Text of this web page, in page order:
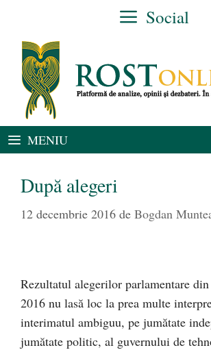
conținut
Social
MENIU
După alegeri
12 decembrie 2016 de Bogdan
Rezultatul alegerilor parlamentare
2016 nu lasă loc la prea multe
interimatul ambiguu, pe jumătate
jumătate politic, al guvernului de